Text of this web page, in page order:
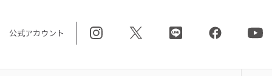
公式アカウント